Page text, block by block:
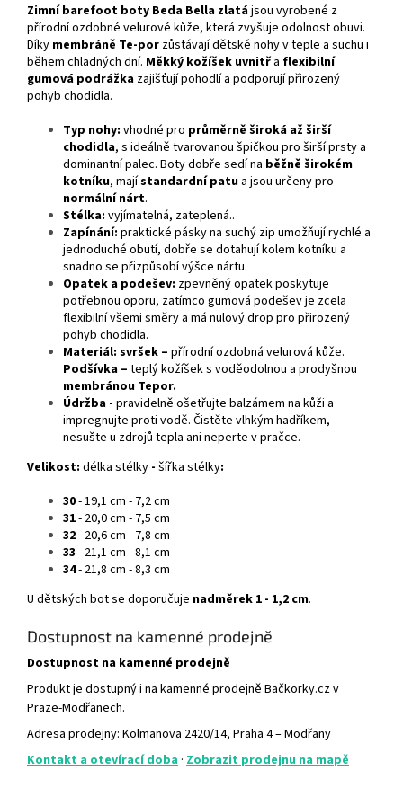
Zimní barefoot boty Beda Bella zlatájsou vyrobené z
přírodní ozdobné velurové kůže, která zvyšuje odolnost obuvi.
Díky membráně Te-por zůstávají dětské nohy v teple a suchu i
během chladných dní. Měkký kožíšek uvnitřa flexibilní
gumová podrážka zajišťují pohodlí a podporují přirozený
pohyb chodidla.
Typ nohy: vhodné pro průměrně široká až širší
chodidla, s ideálně tvarovanou špičkou pro širší prsty a
dominantní palec. Boty dobře sedí na běžně širokém
kotníku, majístandardní patu a jsou určeny pro
normální nárt.
Stélka: vyjímatelná, zateplená..
Zapínání: praktické pásky na suchý zip umožňují rychlé a
jednoduché obutí, dobře se dotahují kolem kotníku a
snadno se přizpůsobí výšce nártu.
Opatek a podešev: zpevněný opatek poskytuje
potřebnou oporu, zatímco gumová podešev je zcela
flexibilní všemi směry a má nulový drop pro přirozený
pohyb chodidla.
Materiál: svršek – přírodní ozdobná velurová kůže.
Podšívka – teplý kožíšek s voděodolnou a prodyšnou
membránou Tepor.
Údržba - pravidelně ošetřujte balzámem na kůži a
impregnujte proti vodě. Čistěte vlhkým hadříkem,
nesušte u zdrojů tepla ani neperte v pračce.
Velikost: délka stélky - šířka stélky:
30- 19,1 cm - 7,2 cm
31- 20,0 cm - 7,5 cm
32- 20,6 cm - 7,8 cm
33 - 21,1 cm - 8,1 cm
34- 21,8 cm - 8,3 cm
U dětských bot se doporučuje nadměrek 1 - 1,2 cm.
Dostupnost na kamenné prodejně
Dostupnost na kamenné prodejně
Produkt je dostupný i na kamenné prodejně Bačkorky.cz v
Praze-Modřanech.
Adresa prodejny: Kolmanova 2420/14, Praha 4 – Modřany
Kontakt a otevírací doba · Zobrazit prodejnu na mapě